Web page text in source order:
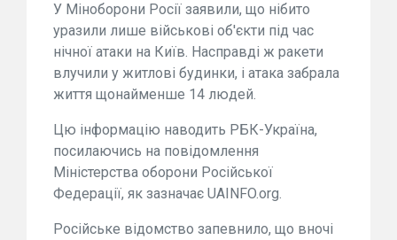
У Міноборони Росії заявили, що нібито
уразили лише військові об'єкти під час
нічної атаки на Київ. Насправді ж ракети
влучили у житлові будинки, і атака забрала
життя щонайменше 14 людей.
Цю інформацію наводить РБК-Україна,
посилаючись на повідомлення
Міністерства оборони Російської
Федерації, як зазначає UAINFO.org.
Російське відомство запевнило, що вночі